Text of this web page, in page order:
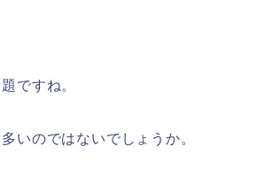
ですね。
いのではないでしょうか。